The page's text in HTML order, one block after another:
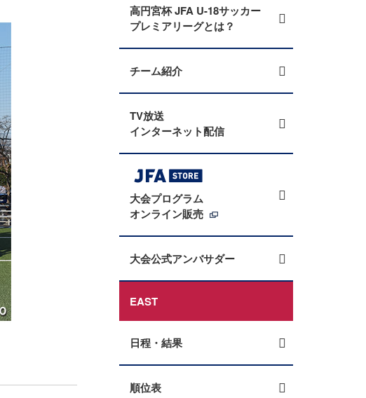
高円宮杯 JFA U-18サッカー
プレミアリーグとは？
チーム紹介
TV放送
インターネット配信
大会プログラム
オンライン販売
大会公式アンバサダー
EAST
日程・結果
順位表